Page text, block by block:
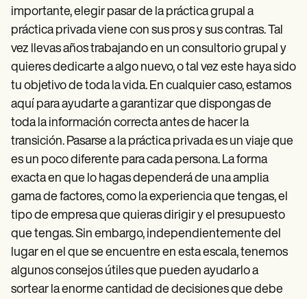
Superbill Template
Notas SOAP
Treatment Plan Template
Informed Consent Form
Social Work Treatment Plans
DAR Note Template
Patient Visit Summary Template
Help Center
Demos
Training Hub
Switch to Carepatron
Become a Partner
Pricing
Why Carepatron?
Login
Get started
importante, elegir pasar de la práctica grupal a
práctica privada viene con sus pros y sus contras. Tal
vez llevas años trabajando en un consultorio grupal y
quieres dedicarte a algo nuevo, o tal vez este haya sido
tu objetivo de toda la vida. En cualquier caso, estamos
aquí para ayudarte a garantizar que dispongas de
toda la información correcta antes de hacer la
transición. Pasarse a la práctica privada es un viaje que
es un poco diferente para cada persona. La forma
exacta en que lo hagas dependerá de una amplia
gama de factores, como la experiencia que tengas, el
tipo de empresa que quieras dirigir y el presupuesto
que tengas. Sin embargo, independientemente del
lugar en el que se encuentre en esta escala, tenemos
algunos consejos útiles que pueden ayudarlo a
sortear la enorme cantidad de decisiones que debe